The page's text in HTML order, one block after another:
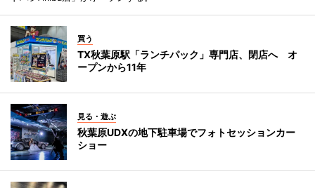
買う
TX秋葉原駅「ランチパック」専門店、閉店へ オ
ープンから11年
見る・遊ぶ
秋葉原UDXの地下駐車場でフォトセッションカー
ショー